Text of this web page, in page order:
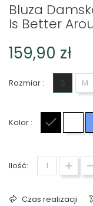
Bluza
Is Better
159,90 zł
Rozmiar : S M
Kolor :
Ilość:
Czas realizacji